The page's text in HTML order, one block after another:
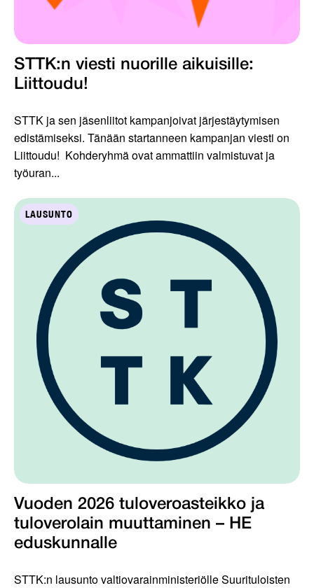
STTK:n viesti nuorille aikuisille:
Liittoudu!
STTK ja sen jäsenliitot kampanjoivat järjestäytymisen
edistämiseksi. Tänään startanneen kampanjan viesti on
Liittoudu! Kohderyhmä ovat ammattiin valmistuvat ja
työuran...
LAUSUNTO
Vuoden 2026 tuloveroasteikko ja
tuloverolain muuttaminen – HE
eduskunnalle
STTK:n lausunto valtiovarainministeriölle Suurituloisten